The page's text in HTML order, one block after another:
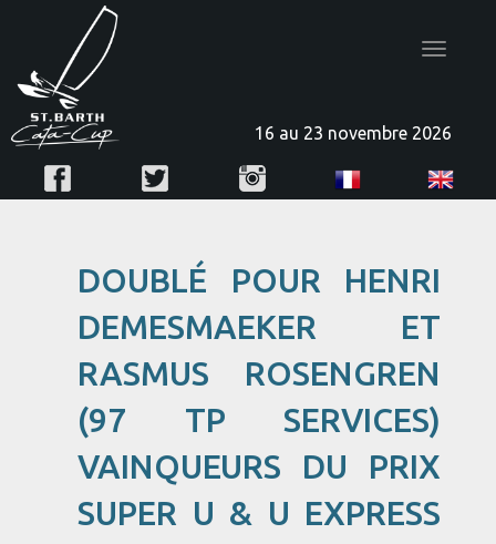
Toggle
16 au 23 novembre 2026
DOUBLÉ POUR HENRI
DEMESMAEKER ET
RASMUS ROSENGREN
(97 TP SERVICES)
VAINQUEURS DU PRIX
SUPER U & U EXPRESS